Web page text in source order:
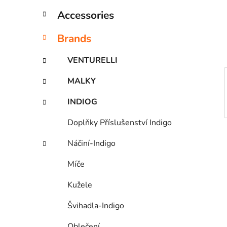
e
i
s
e
n
Accessories
Brands
VENTURELLI
MALKY
INDIOG
Doplňky Příslušenství Indigo
Náčiní-Indigo
Míče
Kužele
Švihadla-Indigo